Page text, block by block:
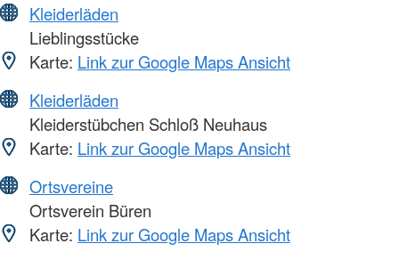
Kleiderläden
Lieblingsstücke
Karte: Link zur Google Maps Ansicht
Kleiderläden
Kleiderstübchen Schloß Neuhaus
Karte: Link zur Google Maps Ansicht
Ortsvereine
Ortsverein Büren
Karte: Link zur Google Maps Ansicht